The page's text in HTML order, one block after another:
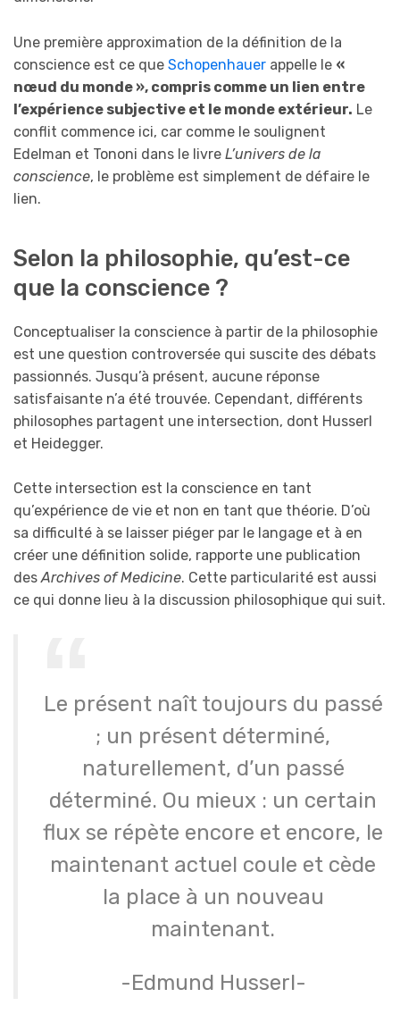
Une première approximation de la définition de la
conscience est ce que Schopenhauer appelle le «
nœud du monde », compris comme un lien entre
l’expérience subjective et le monde extérieur. Le
conflit commence ici, car comme le soulignent
Edelman et Tononi dans le livre L’univers de la
conscience, le problème est simplement de défaire le
lien.
Selon la philosophie, qu’est-ce
que la conscience ?
Conceptualiser la conscience à partir de la philosophie
est une question controversée qui suscite des débats
passionnés. Jusqu’à présent, aucune réponse
satisfaisante n’a été trouvée. Cependant, différents
philosophes partagent une intersection, dont Husserl
et Heidegger.
Cette intersection est la conscience en tant
qu’expérience de vie et non en tant que théorie. D’où
sa difficulté à se laisser piéger par le langage et à en
créer une définition solide, rapporte une publication
desArchives of Medicine. Cette particularité est aussi
ce qui donne lieu à la discussion philosophique qui suit.
Le présent naît toujours du passé
; un présent déterminé,
naturellement, d’un passé
déterminé. Ou mieux : un certain
flux se répète encore et encore, le
maintenant actuel coule et cède
la place à un nouveau
maintenant.
-Edmund Husserl-